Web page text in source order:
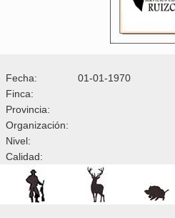
Fecha:
01-01-1970
Finca:
Provincia:
Organización:
Nivel:
Calidad: